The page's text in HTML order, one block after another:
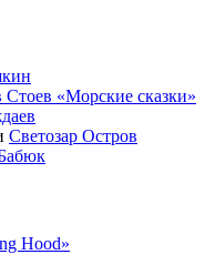
Стоев «Морские сказки»
Светозар Остров
Hood»